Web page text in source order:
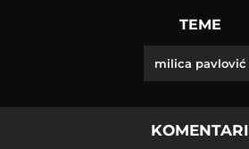
TEME
milica pavlović
KOMENTARI